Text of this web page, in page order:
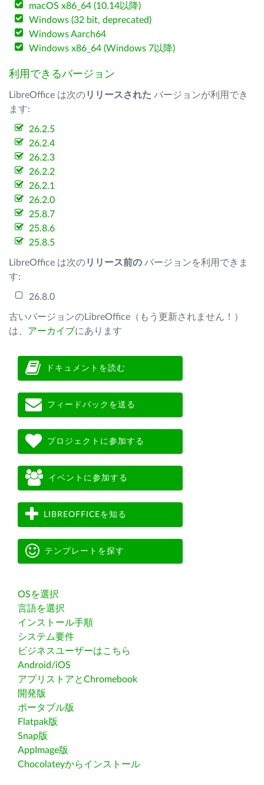
macOS x86_64 (10.14以降)
Windows (32 bit, deprecated)
Windows Aarch64
Windows x86_64 (Windows 7以降)
利用できるバージョン
LibreOffice は次のリリースされた バージョンが利用でき
ます:
26.2.5
26.2.4
26.2.3
26.2.2
26.2.1
26.2.0
25.8.7
25.8.6
25.8.5
LibreOffice は次のリリース前の バージョンを利用できま
す:
26.8.0
古いバージョンのLibreOffice（もう更新されません！）
は、 アーカイブにあります
ドキュメントを読む
フィードバックを送る
プロジェクトに参加する
イベントに参加する
LIBREOFFICEを知る
テンプレートを探す
OSを選択
言語を選択
インストール手順
システム要件
ビジネスユーザーはこちら
Android/iOS
アプリストアとChromebook
開発版
ポータブル版
Flatpak版
Snap版
AppImage版
Chocolateyからインストール